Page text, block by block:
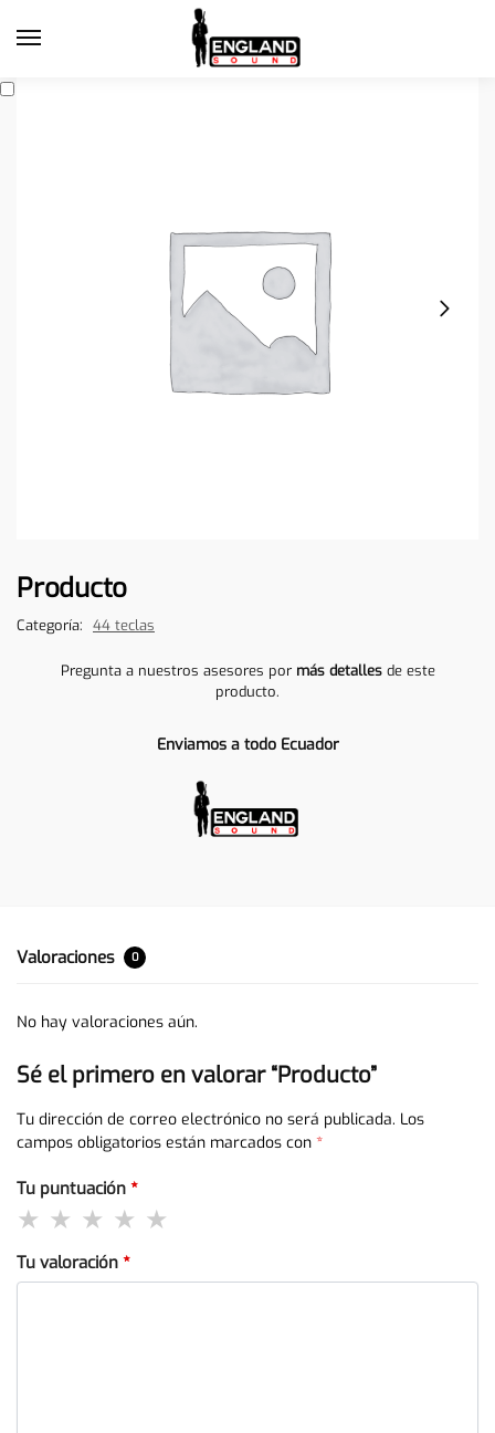
Producto
Categoría: 44 teclas
Pregunta a nuestros asesores por más detallesde este
producto.
Enviamos a todo Ecuador
Valoraciones 0
No hay valoraciones aún.
Sé el primero en valorar “Producto”
Tu dirección de correo electrónico no será publicada. Los
campos obligatorios están marcados con *
Tu puntuación *
Tu valoración *